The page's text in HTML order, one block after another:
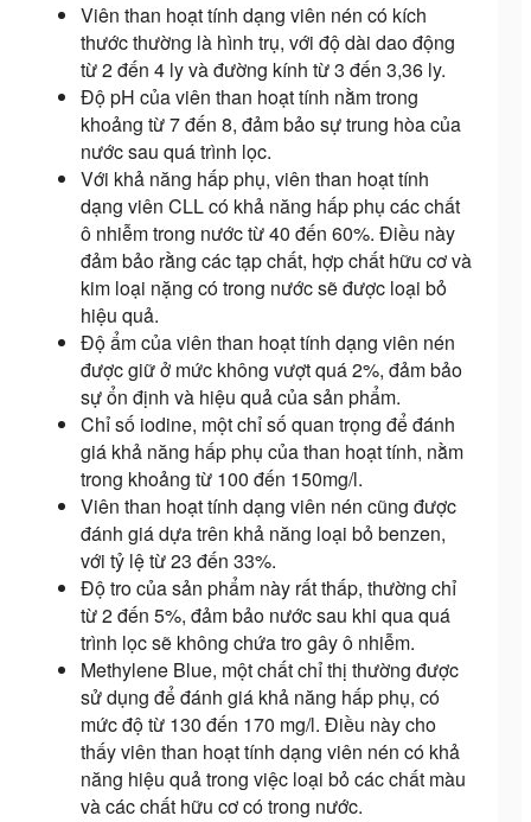
Viên than hoạt tính dạng viên nén có kích
thước thường là hình trụ, với độ dài dao động
từ 2 đến 4 ly và đường kính từ 3 đến 3,36 ly.
Độ pH của viên than hoạt tính nằm trong
khoảng từ 7 đến 8, đảm bảo sự trung hòa của
nước sau quá trình lọc.
Với khả năng hấp phụ, viên than hoạt tính
dạng viên CLL có khả năng hấp phụ các chất
ô nhiễm trong nước từ 40 đến 60%. Điều này
đảm bảo rằng các tạp chất, hợp chất hữu cơ và
kim loại nặng có trong nước sẽ được loại bỏ
hiệu quả.
Độ ẩm của viên than hoạt tính dạng viên nén
được giữ ở mức không vượt quá 2%, đảm bảo
sự ổn định và hiệu quả của sản phẩm.
Chỉ số iodine, một chỉ số quan trọng để đánh
giá khả năng hấp phụ của than hoạt tính, nằm
trong khoảng từ 100 đến 150mg/l.
Viên than hoạt tính dạng viên nén cũng được
đánh giá dựa trên khả năng loại bỏ benzen,
với tỷ lệ từ 23 đến 33%.
Độ tro của sản phẩm này rất thấp, thường chỉ
từ 2 đến 5%, đảm bảo nước sau khi qua quá
trình lọc sẽ không chứa tro gây ô nhiễm.
Methylene Blue, một chất chỉ thị thường được
sử dụng để đánh giá khả năng hấp phụ, có
mức độ từ 130 đến 170 mg/l. Điều này cho
thấy viên than hoạt tính dạng viên nén có khả
năng hiệu quả trong việc loại bỏ các chất màu
và các chất hữu cơ có trong nước.